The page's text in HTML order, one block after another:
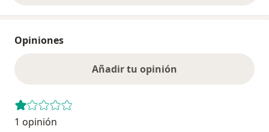
Opiniones
Añadir tu opinión
1 opinión